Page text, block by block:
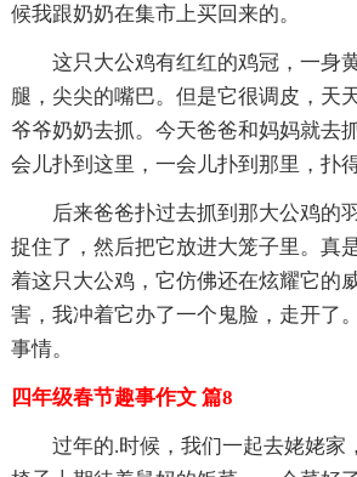
候我跟奶奶在集市上买回来的。
这只大公鸡有红红的鸡冠，一身
腿，尖尖的嘴巴。但是它很调皮，天
爷爷奶奶去抓。今天爸爸和妈妈就去
会儿扑到这里，一会儿扑到那里，扑
后来爸爸扑过去抓到那大公鸡的
捉住了，然后把它放进大笼子里。真
着这只大公鸡，它仿佛还在炫耀它的
害，我冲着它办了一个鬼脸，走开了
事情。
四年级春节趣事作文 篇8
过年的.时候，我们一起去姥姥家